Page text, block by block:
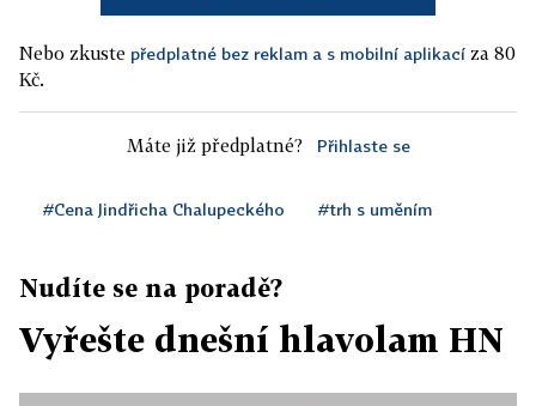
Nebo zkuste předplatné bez reklam a s mobilní aplikací za 80
Kč.
Máte již předplatné? Přihlaste se
#Cena Jindřicha Chalupeckého #trh s uměním
Nudíte se na poradě?
Vyřešte dnešní hlavolam HN